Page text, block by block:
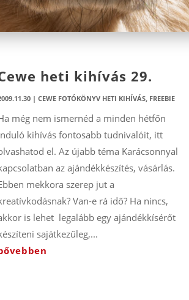
heti kihívás 29.
| CEWE FOTÓKÖNYV HETI KIHÍVÁS, FREEBIE
még nem ismernéd a minden hétfőn
kihívás fontosabb tudnivalóit, itt
el. Az újabb téma Karácsonnyal
az ajándékkészítés, vásárlás.
mekkora szerep jut a
Van-e rá idő? Ha nincs,
is lehet legalább egy ajándékkísérőt
sajátkezűleg,...